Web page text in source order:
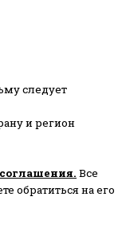
следует
и регион
я. Все
обратиться на его